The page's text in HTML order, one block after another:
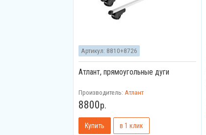
Атлант, прямоугольные дуги
Артикул: 8810+8726
Производитель: Атлант
8800р.